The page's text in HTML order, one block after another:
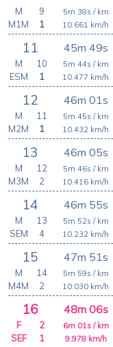
5m 38s / km
10.661 km/h
M
9
M1M
1
11 45m 49s
5m 44s / km
10.477 km/h
M
10
ESM
1
12 46m 01s
5m 45s / km
10.432 km/h
M
11
M2M
1
13 46m 05s
5m 46s / km
10.416 km/h
M
12
M3M
2
14 46m 55s
5m 52s / km
10.232 km/h
M
13
SEM
4
15 47m 51s
5m 59s / km
10.030 km/h
M
14
M4M
2
16 48m 06s
6m 01s / km
9.978 km/h
F
2
SEF
1